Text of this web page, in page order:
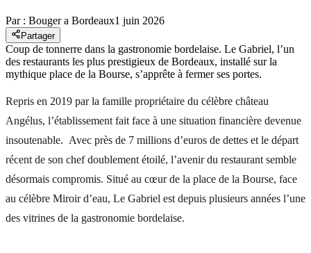
Par : Bouger a Bordeaux1 juin 2026
Partager
Coup de tonnerre dans la gastronomie bordelaise. Le Gabriel, l’un
des restaurants les plus prestigieux de Bordeaux, installé sur la
mythique place de la Bourse, s’apprête à fermer ses portes.
Repris en 2019 par la famille propriétaire du célèbre château
Angélus, l’établissement fait face à une situation financière devenue
insoutenable. Avec près de 7 millions d’euros de dettes et le départ
récent de son chef doublement étoilé, l’avenir du restaurant semble
désormais compromis. Situé au cœur de la place de la Bourse, face
au célèbre Miroir d’eau, Le Gabriel est depuis plusieurs années l’une
des vitrines de la gastronomie bordelaise.